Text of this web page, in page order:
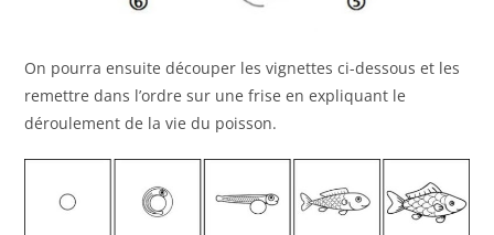
On pourra ensuite découper les vignettes ci-dessous et les
remettre dans l’ordre sur une frise en expliquant le
déroulement de la vie du poisson.